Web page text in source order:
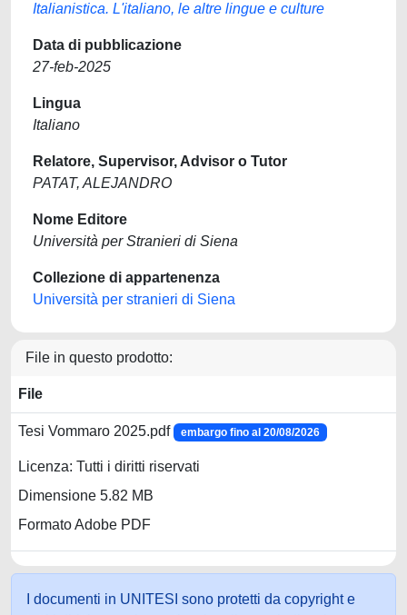
Italianistica. L'italiano, le altre lingue e culture
Data di pubblicazione
27-feb-2025
Lingua
Italiano
Relatore, Supervisor, Advisor o Tutor
PATAT, ALEJANDRO
Nome Editore
Università per Stranieri di Siena
Collezione di appartenenza
Università per stranieri di Siena
File in questo prodotto:
File
Tesi Vommaro 2025.pdf embargo fino al 20/08/2026
Licenza: Tutti i diritti riservati
Dimensione 5.82 MB
Formato Adobe PDF
I documenti in UNITESI sono protetti da copyright e